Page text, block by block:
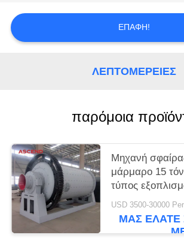
ΕΠΑΦΉ!
ΛΕΠΤΟΜΈΡΕΙΕΣ
παρόμοια
Μηχανή
μάρμαρο 15
τύπος
ΜΑΣ